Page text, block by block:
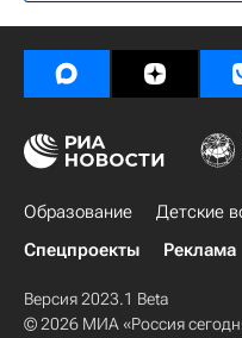
Весь мир
Внуково
Детские вопросы
Образование Детские
Спецпроекты
Реклама
Версия 2023.1 Beta
© 2026 МИА «Россия